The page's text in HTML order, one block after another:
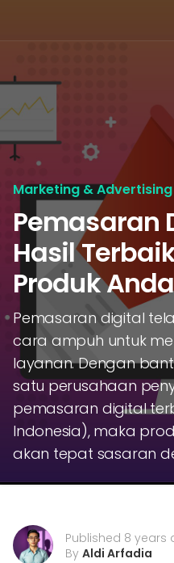
Marketing & Advertising
Pemasaran
Hasil
Produk Anda
Pemasaran digital
cara ampuh untuk
layanan. Dengan
satu perusahaan
pemasaran digital
Indonesia), maka
akan tepat sasaran
Published 8 years
By Aldi Arfadia